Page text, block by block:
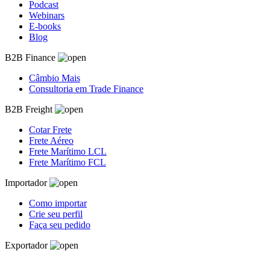
Podcast
Webinars
E-books
Blog
B2B Finance
Câmbio Mais
Consultoria em Trade Finance
B2B Freight
Cotar Frete
Frete Aéreo
Frete Marítimo LCL
Frete Marítimo FCL
Importador
Como importar
Crie seu perfil
Faça seu pedido
Exportador